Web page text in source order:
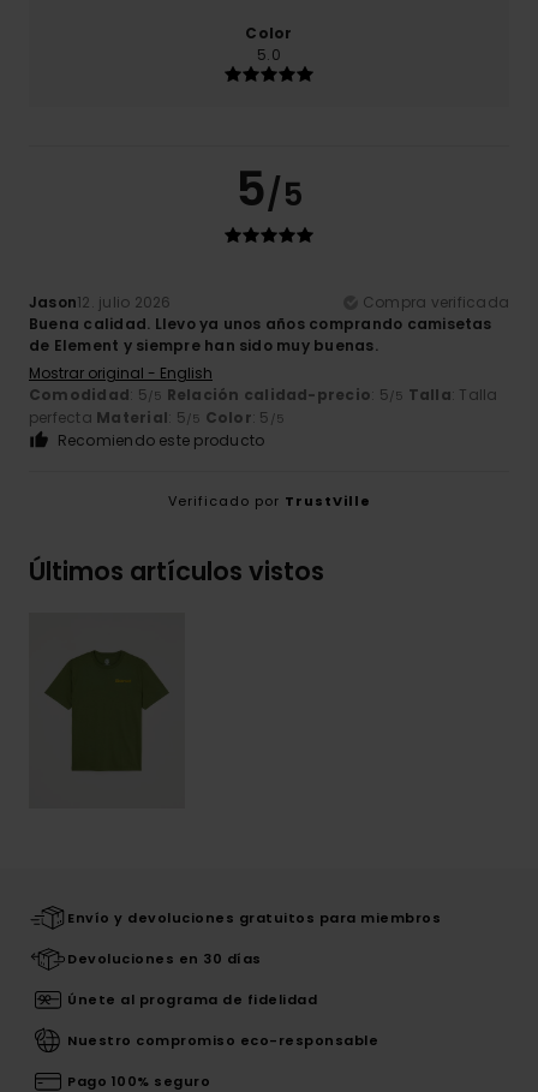
Color
5.0
5/5
Jason12. julio 2026
Compra verificada
Buena calidad. Llevo ya unos años comprando camisetas
de Element y siempre han sido muy buenas.
Mostrar original - English
Comodidad: 5/5 Relación calidad-precio: 5/5 Talla: Talla
perfecta Material: 5/5 Color: 5 /5
Recomiendo este producto
Verificado por TrustVille
Últimos artículos vistos
Envío y devoluciones gratuitos para miembros
Devoluciones en 30 días
Únete al programa de fidelidad
Nuestro compromiso eco-responsable
Pago 100% seguro